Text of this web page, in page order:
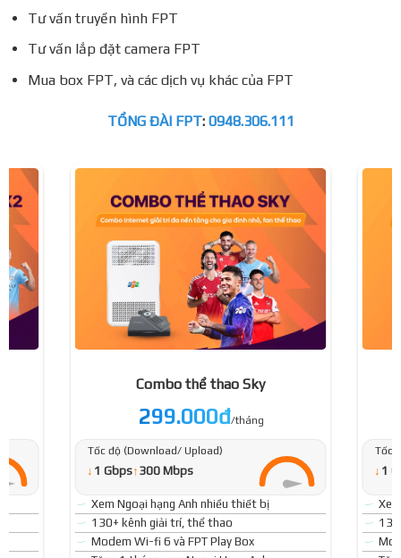
Tư vấn truyền hình FPT
Tư vấn lắp đặt camera FPT
Mua box FPT, và các dịch vụ khác của FPT
TỔNG ĐÀI FPT: 0948.306.111
Combo thể thao Sky
299.000đ/tháng
Tốc độ (Download/ Upload)
↓ 1 Gbps↑ 300 Mbps
Xem Ngoại hạng Anh nhiều thiết bị
130+ kênh giải trí, thể thao
Modem Wi-fi 6 và FPT Play Box
Tốc
↓ 1